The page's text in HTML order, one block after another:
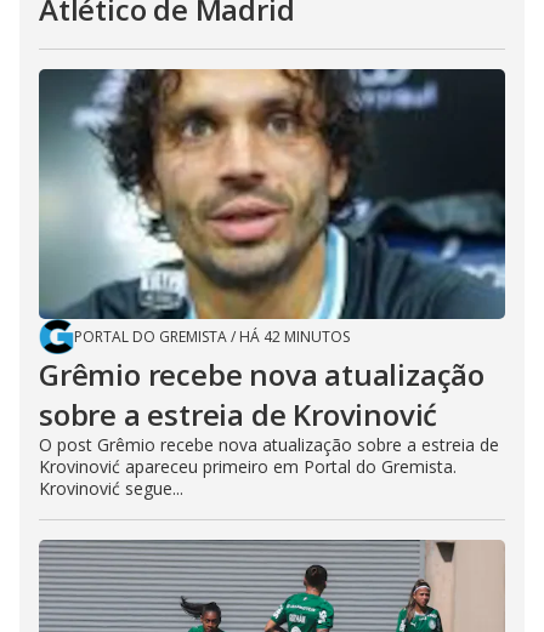
Atlético de Madrid
PORTAL DO GREMISTA/ HÁ 42 MINUTOS
Grêmio recebe nova atualização
sobre a estreia de Krovinović
O post Grêmio recebe nova atualização sobre a estreia de
Krovinović apareceu primeiro em Portal do Gremista.
Krovinović segue...